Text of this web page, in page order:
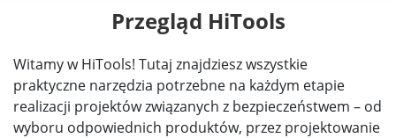
Przegląd HiTools
Witamy w HiTools! Tutaj znajdziesz wszystkie
praktyczne narzędzia potrzebne na każdym etapie
realizacji projektów związanych z bezpieczeństwem – od
wyboru odpowiednich produktów, przez projektowanie